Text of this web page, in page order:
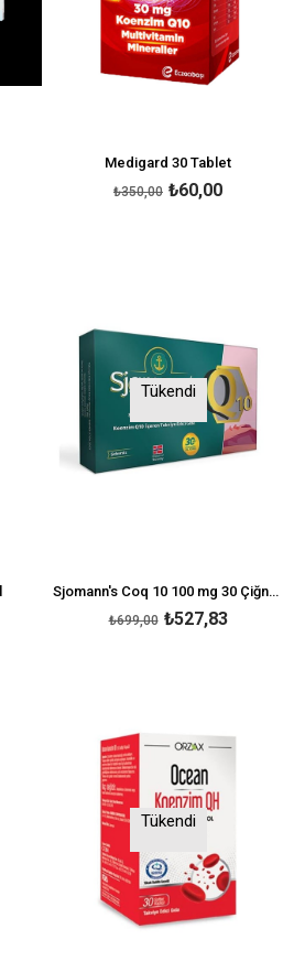
Medigard 30 Tablet
₺60,00
₺350,00
Tükendi
Sjomann's Coq 10 100 mg 30 Çiğneme Jeli
₺527,83
₺699,00
Tükendi